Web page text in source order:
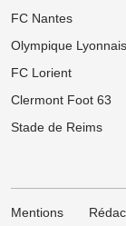
08/08 Ligue 1
caché à
08/08 Ligue 2
Mercato ASSE
grosse vente en
Mercato Lens :
FC Nantes
Olympique Lyonnais
FC Lorient
Clermont Foot 63
Stade de Reims
Mentions